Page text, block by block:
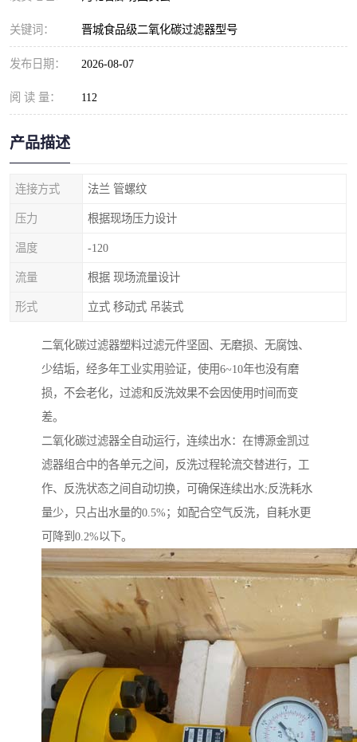
关键词： 晋城食品级二氧化碳过滤器型号
发布日期： 2026-08-07
阅 读 量： 112
产品描述
连接方式 法兰 管螺纹
压力 根据现场压力设计
温度 -120
流量 根据 现场流量设计
形式 立式 移动式 吊装式
二氧化碳过滤器塑料过滤元件坚固、无磨损、无腐蚀、
少结垢，经多年工业实用验证，使用6~10年也没有磨
损，不会老化，过滤和反洗效果不会因使用时间而变
差。
二氧化碳过滤器全自动运行，连续出水：在博源金凯过
滤器组合中的各单元之间，反洗过程轮流交替进行，工
作、反洗状态之间自动切换，可确保连续出水;反洗耗水
量少，只占出水量的0.5%；如配合空气反洗，自耗水更
可降到0.2%以下。